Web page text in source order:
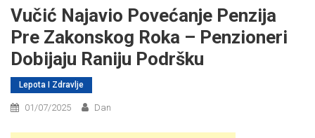
Vučić Najavio Povećanje Penzija
Pre Zakonskog Roka – Penzioneri
Dobijaju Raniju Podršku
Lepota I Zdravlje
01/07/2025 Dan